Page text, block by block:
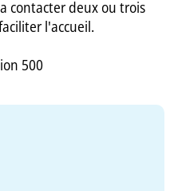
contacter deux ou trois
l'accueil.
500